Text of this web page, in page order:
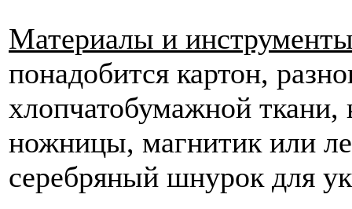
Материалы и
понадобится картон,
хлопчатобумажной
ножницы, магнитик или
серебряный шнурок для